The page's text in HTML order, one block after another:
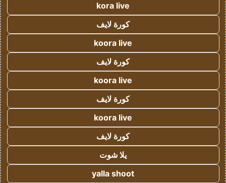
kora live
كورة لايف
koora live
كورة لايف
koora live
كورة لايف
koora live
كورة لايف
يلا شوت
yalla shoot